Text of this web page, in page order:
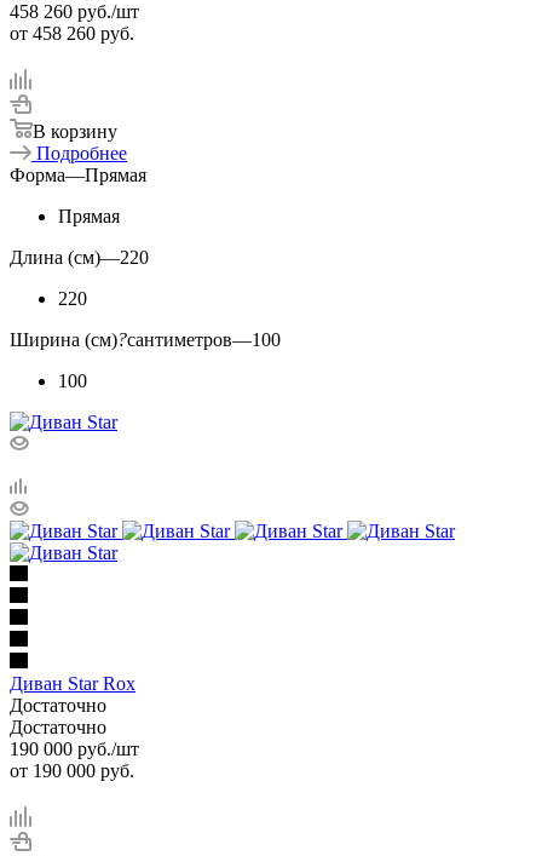
458 260 руб./шт
от 458 260 руб.
В корзину
Подробнее
Форма—Прямая
Прямая
Длина (см)—220
220
Ширина (см)?сантиметров—100
100
Диван Star Rox
Достаточно
Достаточно
190 000 руб./шт
от 190 000 руб.